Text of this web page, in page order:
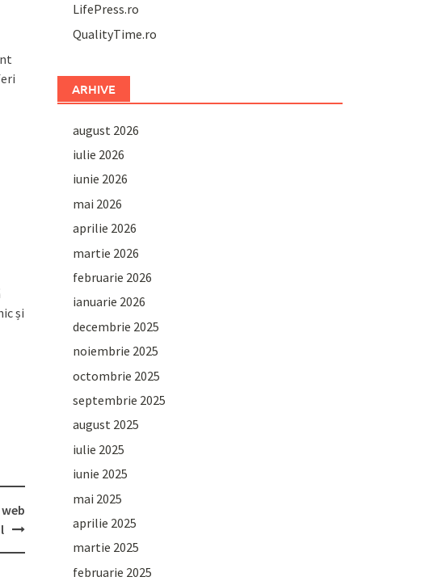
și
LifePress.ro
QualityTime.ro
ARHIVE
august 2026
iulie 2026
iunie 2026
mai 2026
aprilie 2026
martie 2026
februarie 2026
ianuarie 2026
decembrie 2025
noiembrie 2025
octombrie 2025
septembrie 2025
august 2025
iulie 2025
iunie 2025
mai 2025
aprilie 2025
martie 2025
februarie 2025